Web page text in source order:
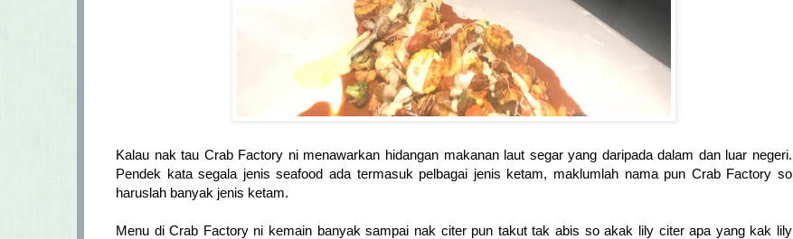
Kalau nak tau Crab Factory ni menawarkan hidangan makanan laut segar yang daripada dalam dan luar negeri.
Pendek kata segala jenis seafood ada termasuk pelbagai jenis ketam, maklumlah nama pun Crab Factory so
haruslah banyak jenis ketam.
Menu di Crab Factory ni kemain banyak sampai nak citer pun takut tak abis so akak lily citer apa yang kak lily